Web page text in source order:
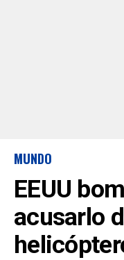
MUNDO
EEUU
acusarlo